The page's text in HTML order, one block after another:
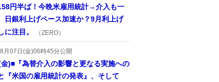
円半ば！今晩米雇用統計→介入も一
日銀利上げペース加速か？9月利上げ
に注目。
（ZERO）
月07日(金)06時45分公開
)■『為替介入の影響と更なる実施への
『米国の雇用統計の発表』、そして